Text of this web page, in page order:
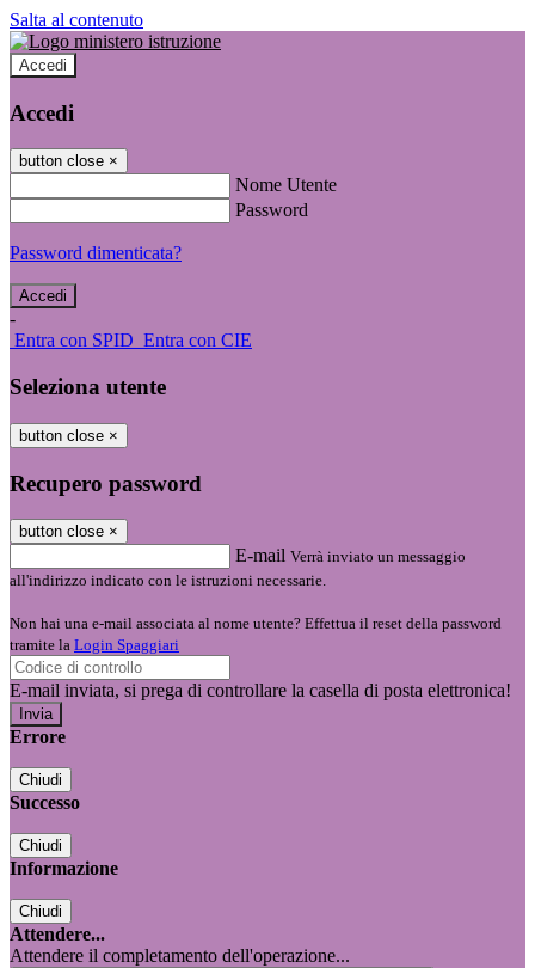
Salta al contenuto
Accedi
Accedi
button close ×
Nome Utente
Password
Password dimenticata?
-
Entra con SPID Entra con CIE
Seleziona utente
button close ×
Recupero password
button close ×
E-mail Verrà inviato un messaggio
all'indirizzo indicato con le istruzioni necessarie.
Non hai una e-mail associata al nome utente? Effettua il reset della password
tramite la Login Spaggiari
E-mail inviata, si prega di controllare la casella di posta elettronica!
Errore
Chiudi
Successo
Chiudi
Informazione
Chiudi
Attendere...
Attendere il completamento dell'operazione...